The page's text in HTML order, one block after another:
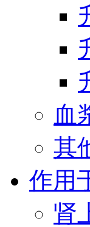
血
其
作用
肾